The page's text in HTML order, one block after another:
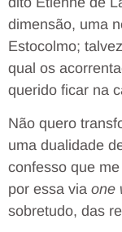
dimensão, uma
Estocolmo;
qual os
querido ficar na
Não quero
uma dualidade
confesso que
por essa via one
sobretudo, das